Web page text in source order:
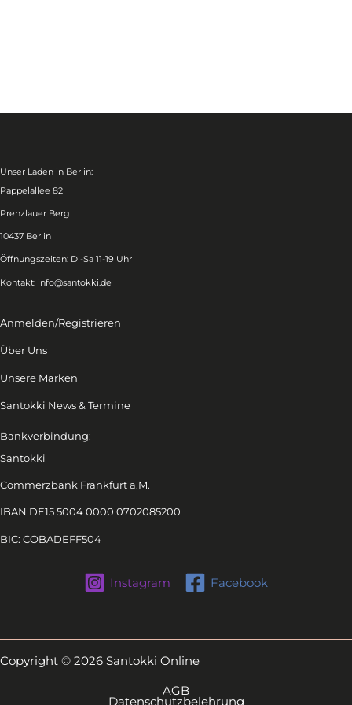
Unser Laden in Berlin:
Pappelallee 82
Prenzlauer Berg
10437 Berlin
Öffnungszeiten: Di-Sa 11-19 Uhr
Kontakt: info@santokki.de
Anmelden/Registrieren
Über Uns
Unsere Marken
Santokki News & Termine
Bankverbindung:
Santokki
Commerzbank Frankfurt a.M.
IBAN DE15 5004 0000 0702085200
BIC: COBADEFF504
Instagram Facebook
Copyright © 2026 Santokki Online
AGB
Datenschutzbelehrung